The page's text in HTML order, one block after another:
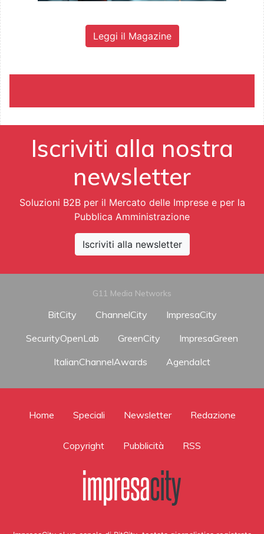
Leggi il Magazine
Iscriviti alla nostra
newsletter
Soluzioni B2B per il Mercato delle Imprese e per la
Pubblica Amministrazione
Iscriviti alla newsletter
G11 Media Networks
BitCity ChannelCity
ImpresaCity
SecurityOpenLab
GreenCity
ImpresaGreen
ItalianChannelAwards
AgendaIct
Home Speciali Newsletter Redazione
Copyright Pubblicità RSS